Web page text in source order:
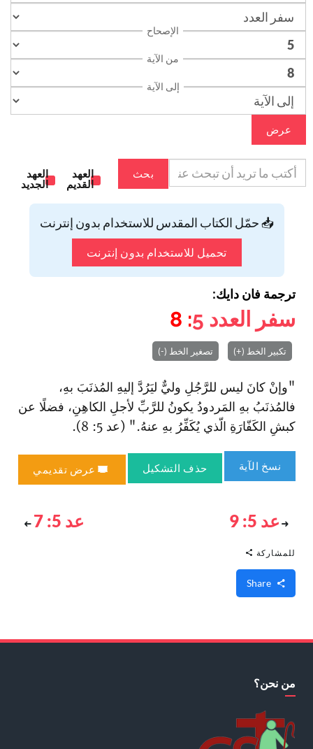
الإصحاح
من الآية
إلى الآية
عرض
بحث
العهد
القديم
العهد
الجديد
📥 حمّل الكتاب المقدس للاستخدام بدون إنترنت
تحميل للاستخدام بدون إنترنت
ترجمة فان دايك:
سفر العدد 5
: 8
تكبير الخط (+) تصغير الخط (-)
"وإنْ كانَ ليس للرَّجُلِ وليٌّ ليَرُدَّ إليهِ المُذنَبَ بهِ،
فالمُذنَبُ بهِ المَردودُ يكونُ للرَّبِّ لأجلِ الكاهِنِ، فضلًا عن
كبشِ الكَفّارَةِ الّذي يُكَفِّرُ بهِ عنهُ." (عد 5: 8).
نسخ الآية حذف التشكيل عرض تقديمي
عد 5: 9 عد 5: 7
للمشاركة
من نحن؟